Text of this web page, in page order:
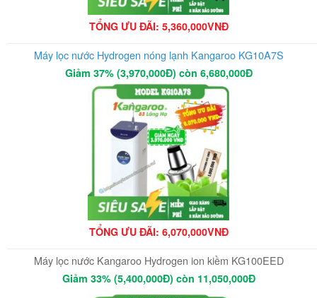
TỔNG ƯU ĐÃI: 5,360,000VNĐ
Máy lọc nước Hydrogen nóng lạnh Kangaroo KG10A7S
Giảm 37% (3,970,000Đ) còn 6,680,000Đ
TỔNG ƯU ĐÃI: 6,070,000VNĐ
Máy lọc nước Kangaroo Hydrogen ion kiềm KG100EED
Giảm 33% (5,400,000Đ) còn 11,050,000Đ